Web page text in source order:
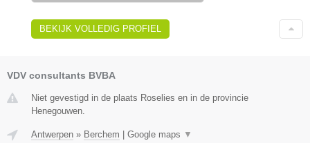
BEKIJK VOLLEDIG PROFIEL
VDV consultants BVBA
Niet gevestigd in de plaats Roselies en in de provincie
Henegouwen.
Antwerpen » Berchem | Google maps ▼